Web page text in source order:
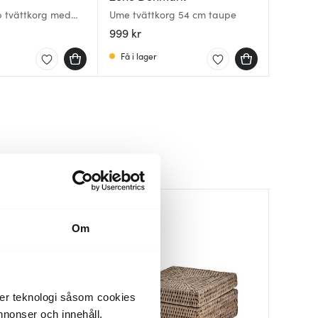
Om
teknologi såsom cookies
och innehåll,
tvättkorg med
dark grey
Ume tvättkorg 54 cm taupe
999 kr
Få i lager